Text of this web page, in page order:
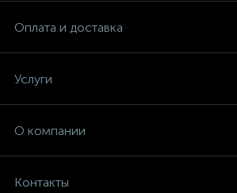
Оплата и доставка
Услуги
О компании
Контакты